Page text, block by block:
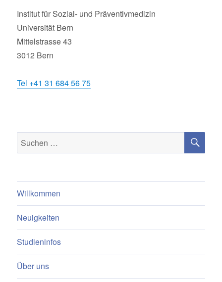
Institut für Sozial- und Präventivmedizin
Universität Bern
Mittelstrasse 43
3012 Bern
Tel +41 31 684 56 75
Suchen
nach:
Willkommen
Neuigkeiten
Studieninfos
Über uns